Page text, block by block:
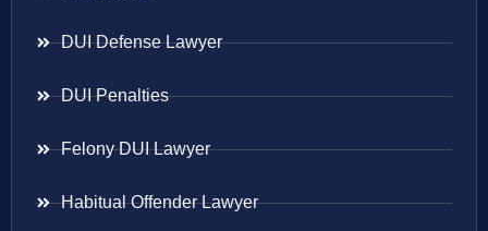
DUI Defense Lawyer
DUI Penalties
Felony DUI Lawyer
Habitual Offender Lawyer